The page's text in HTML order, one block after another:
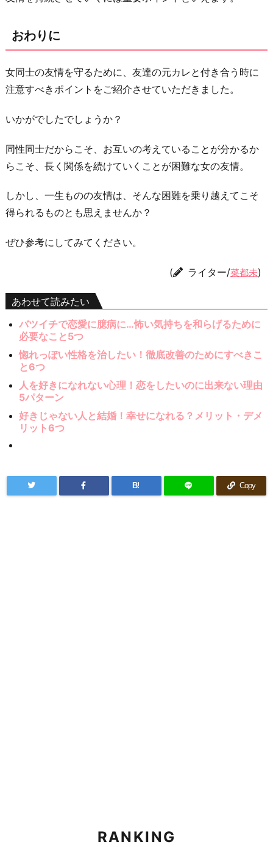
おわりに
女同士の友情を守るために、友達の元カレと付き合う時に
注意すべきポイントをご紹介させていただきました。
いかがでしたでしょうか？
同性同士だからこそ、お互いの考えていることが分かるか
らこそ、長く関係を続けていくことが困難な女の友情。
しかし、一生ものの友情は、そんな困難を乗り越えてこそ
得られるものとも思えませんか？
ぜひ参考にしてみてください。
( ライター/菜都未)
あわせて読みたい
バツイチで恋愛に臆病に…怖い気持ちを和らげるために
必要なこと5つ
惚れっぽい性格を治したい！徹底改善のためにすべきこ
と6つ
人を好きになれない心理！恋をしたいのに出来ない理由
5パターン
好きじゃない人と結婚！幸せになれる？メリット・デメ
リット6つ
B! Copy
RANKING